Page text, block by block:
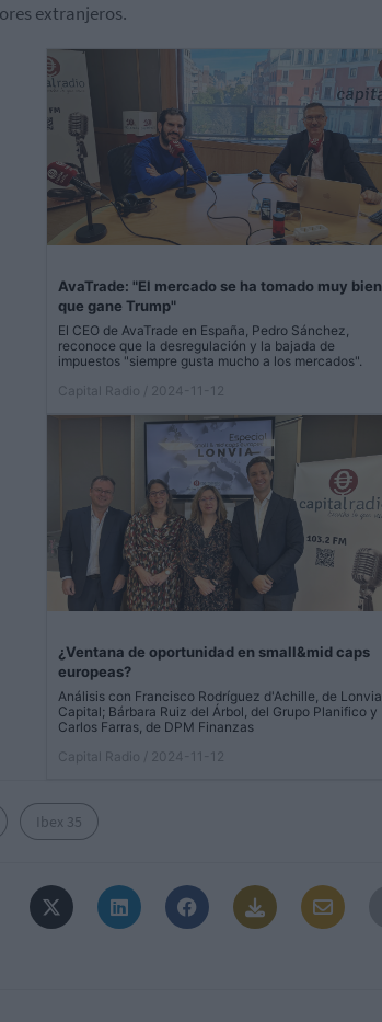
extranjeros.
AvaTrade: "El mercado se ha tomado muy bien
que gane Trump"
El CEO de AvaTrade en España, Pedro Sánchez,
reconoce que la desregulación y la bajada de
impuestos "siempre gusta mucho a los mercados".
Capital Radio
/ 2024-11-12
¿Ventana de oportunidad en small&mid caps
europeas?
Análisis con Francisco Rodríguez d'Achille, de Lonvia
Capital; Bárbara Ruiz del Árbol, del Grupo Planifico y
Carlos Farras, de DPM Finanzas
Capital Radio
/ 2024-11-12
Ibex 35